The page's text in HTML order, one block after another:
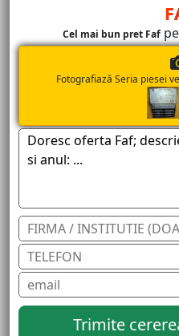
Cel mai bun pret Faf
Fotografiază Seria piesei
Trimite